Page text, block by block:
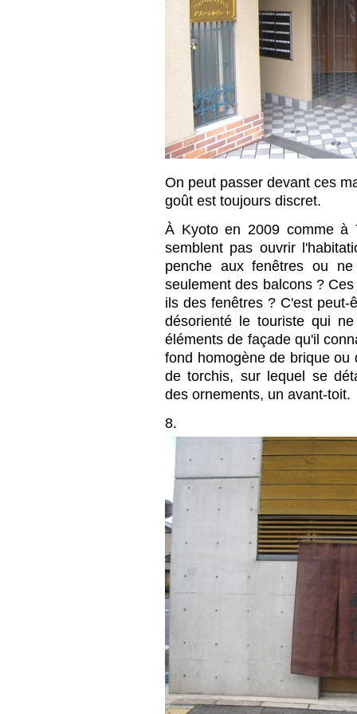
On peut passer devant ces
goût est toujours discret.
À Kyoto en 2009 comme à
semblent pas ouvrir
penche aux fenêtres ou
seulement des balcons ?
ils des fenêtres ? C'est
désorienté le touriste qui
éléments de façade qu'il
fond homogène de brique
de torchis, sur lequel se
des ornements, un avant-toit.
8.